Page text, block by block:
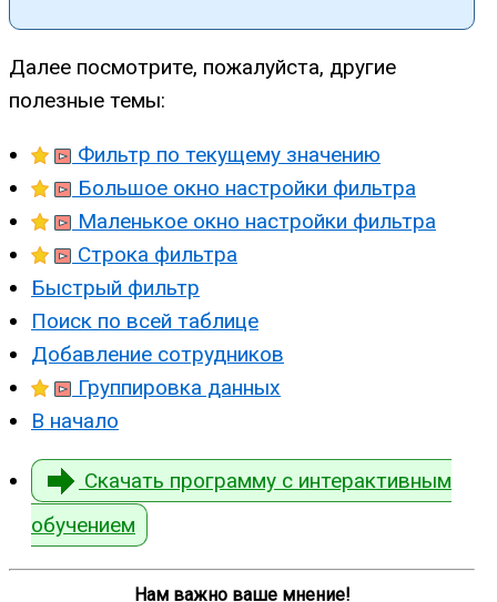
Далее посмотрите, пожалуйста, другие
полезные темы:
Фильтр по текущему значению
Большое окно настройки фильтра
Маленькое окно настройки фильтра
Строка фильтра
Быстрый фильтр
Поиск по всей таблице
Добавление сотрудников
Группировка данных
В начало
Скачать программу с интерактивным
обучением
Нам важно ваше мнение!